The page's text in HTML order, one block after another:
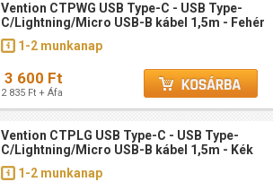
Vention CTPWG USB Type-C - USB Type-
C/Lightning/Micro USB-B kábel 1,5m - Fehér
1-2 munkanap
3 600 Ft
2 835 Ft + Áfa
Vention CTPLG USB Type-C - USB Type-
C/Lightning/Micro USB-B kábel 1,5m - Kék
1-2 munkanap